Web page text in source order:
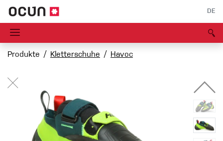
DE
Produkte Kletterschuhe Havoc